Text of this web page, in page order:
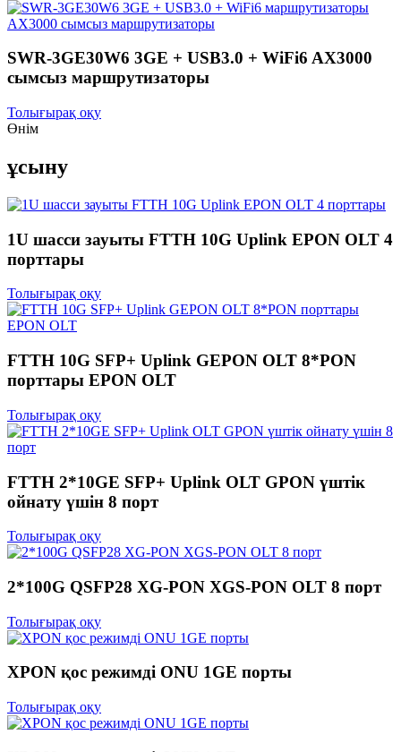
SWR-3GE30W6 3GE + USB3.0 + WiFi6 AX3000
сымсыз маршрутизаторы
Толығырақ оқу
Өнім
ұсыну
1U шасси зауыты FTTH 10G Uplink EPON OLT 4
порттары
Толығырақ оқу
FTTH 10G SFP+ Uplink GEPON OLT 8*PON
порттары EPON OLT
Толығырақ оқу
FTTH 2*10GE SFP+ Uplink OLT GPON үштік
ойнату үшін 8 порт
Толығырақ оқу
2*100G QSFP28 XG-PON XGS-PON OLT 8 порт
Толығырақ оқу
XPON қос режимді ONU 1GE порты
Толығырақ оқу